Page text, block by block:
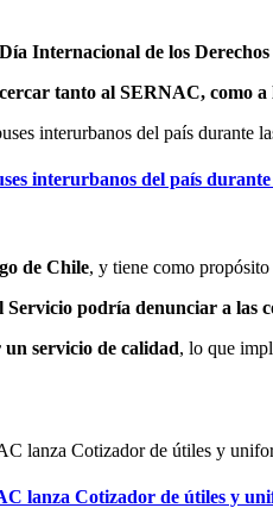
Día Internacional de los
tanto al SERNAC, como
interurbanos del país durante
de Chile, y tiene como propósito
Servicio podría denunciar a las
servicio de calidad, lo que
lanza Cotizador de útiles y